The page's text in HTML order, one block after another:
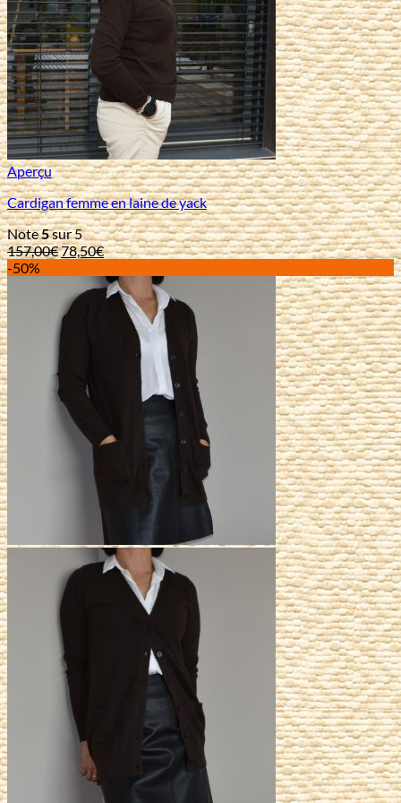
Aperçu
Cardigan femme en laine de yack
Note5sur 5
157,00€Le
initial
était :
157,00€.
78,50€Le
actuel
est :
78,50€.
-50%